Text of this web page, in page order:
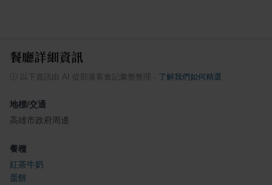
餐廳詳細資訊
以下資訊由 AI 從部落客食記彙整整理 了解我們如何精選
地標/交通
高雄市政府周邊
餐種
紅茶牛奶
蛋餅